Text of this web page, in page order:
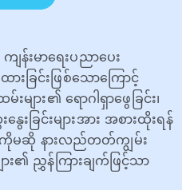
းမာရေးပညာပေး
းခြင်းဖြစ်သောကြောင့်
များ၏ ရောဂါရှာဖွေခြင်း၊
းခြင်းများအား အစားထိုးရန်
ကိုမဆို နားလည်တတ်ကျွမ်း
း၏ ညွှန်ကြားချက်ဖြင့်သာ